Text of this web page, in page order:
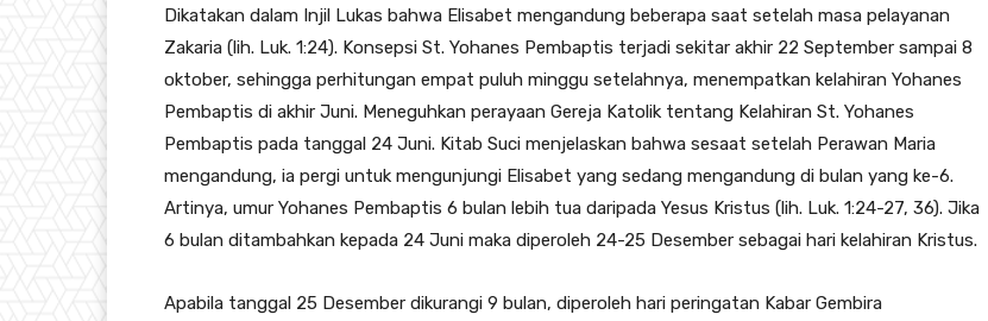
Dikatakan dalam Injil Lukas bahwa Elisabet mengandung beberapa saat setelah masa pelayanan
Zakaria (lih. Luk. 1:24). Konsepsi St. Yohanes Pembaptis terjadi sekitar akhir 22 September sampai 8
oktober, sehingga perhitungan empat puluh minggu setelahnya, menempatkan kelahiran Yohanes
Pembaptis di akhir Juni. Meneguhkan perayaan Gereja Katolik tentang Kelahiran St. Yohanes
Pembaptis pada tanggal 24 Juni. Kitab Suci menjelaskan bahwa sesaat setelah Perawan Maria
mengandung, ia pergi untuk mengunjungi Elisabet yang sedang mengandung di bulan yang ke-6.
Artinya, umur Yohanes Pembaptis 6 bulan lebih tua daripada Yesus Kristus (lih. Luk. 1:24-27, 36). Jika
6 bulan ditambahkan kepada 24 Juni maka diperoleh 24-25 Desember sebagai hari kelahiran Kristus.
Apabila tanggal 25 Desember dikurangi 9 bulan, diperoleh hari peringatan Kabar Gembira